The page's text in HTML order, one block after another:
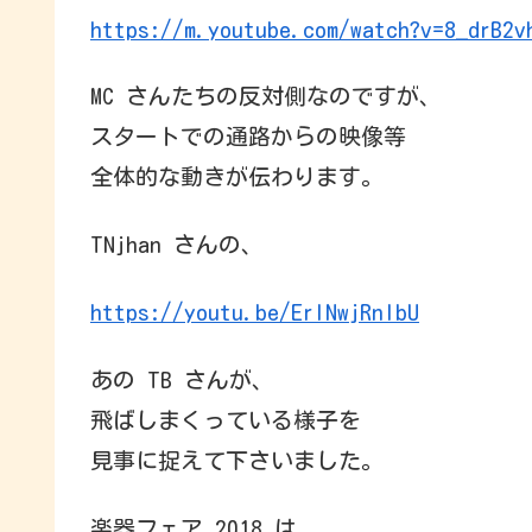
https://m.youtube.com/
MC さんたちの反対側なのですが、
スタートでの通路からの映像等
全体的な動きが伝わります。
TNjhan さんの、
https://youtu.be/ErINwjRnIbU
あの TB さんが、
飛ばしまくっている様子を
見事に捉えて下さいました。
楽器フェア 2018 は、